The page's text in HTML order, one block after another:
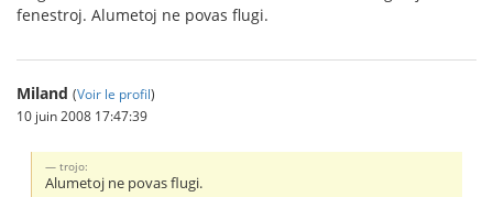
fenestroj. Alumetoj ne povas flugi.
Miland (Voir le profil)
10 juin 2008 17:47:39
trojo:
Alumetoj ne povas flugi.